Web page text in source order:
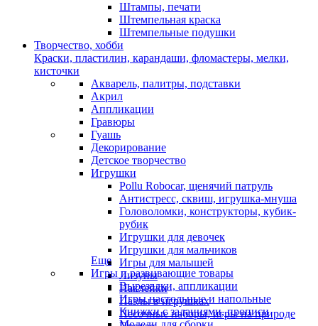
Штампы, печати
Штемпельная краска
Штемпельные подушки
Творчество, хобби
Краски, пластилин, карандаши, фломастеры, мелки,
кисточки
Акварель, палитры, подставки
Акрил
Аппликации
Гравюры
Гуашь
Декорирование
Детское творчество
Игрушки
Pollu Robocar, щенячий патруль
Антистресс, сквиш, игрушка-мнуша
Головоломки, конструкторы, кубик-
рубик
Игрушки для девочек
Игрушки для мальчиков
Игры для малышей
Лизуны
Наклейки
Пазлы в игрушках
Песочные наборы, игры на природе
Еще
Игры и развивающие товары
Вырезалки, аппликации
Игры настольные и напольные
Книжки с заданиями, прописи